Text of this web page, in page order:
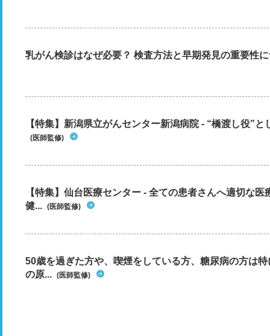
乳がん検診はなぜ必要？ 検査方法と早期発見の重要性
【特集】新潟県立がんセンター新潟病院 - “橋渡し役”
(医師監修)
【特集】仙台医療センター - 全ての患者さんへ適切な
健... (医師監修)
50歳を過ぎた方や、喫煙をしている方、糖尿病の方は
の原... (医師監修)